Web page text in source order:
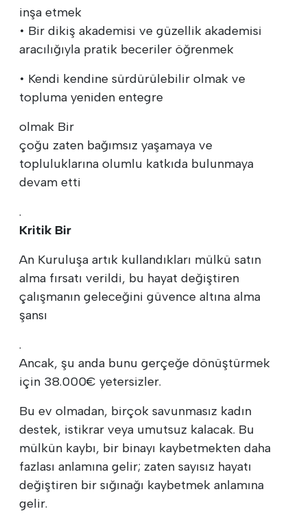
inşa etmek
• Bir dikiş akademisi ve güzellik akademisi
aracılığıyla pratik beceriler öğrenmek
• Kendi kendine sürdürülebilir olmak ve
topluma yeniden entegre
olmak Bir
çoğu zaten bağımsız yaşamaya ve
topluluklarına olumlu katkıda bulunmaya
devam etti
.
Kritik Bir
An Kuruluşa artık kullandıkları mülkü satın
alma fırsatı verildi, bu hayat değiştiren
çalışmanın geleceğini güvence altına alma
şansı
.
Ancak, şu anda bunu gerçeğe dönüştürmek
için 38.000€ yetersizler.
Bu ev olmadan, birçok savunmasız kadın
destek, istikrar veya umutsuz kalacak. Bu
mülkün kaybı, bir binayı kaybetmekten daha
fazlası anlamına gelir; zaten sayısız hayatı
değiştiren bir sığınağı kaybetmek anlamına
gelir.